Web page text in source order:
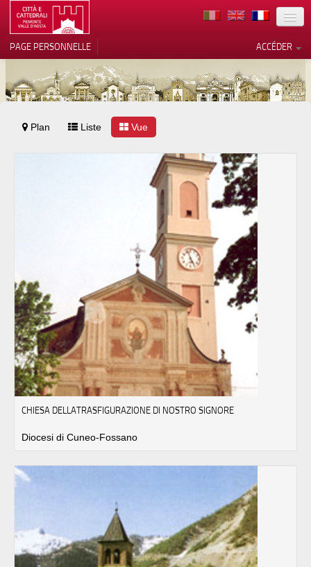
TERRITOIRE
ARCHITECTURE
MUSÉES
PRESS
ACCÉDER
PAGE PERSONNELLE
Plan Liste Vue
CHIESA DELLATRASFIGURAZIONE DI NOSTRO SIGNORE
Diocesi di Cuneo-Fossano
Notification lors de la collecte
Vos choix en matière de
confidentialité